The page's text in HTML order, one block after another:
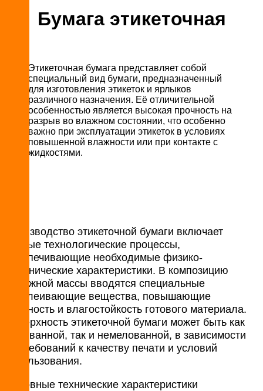
Бумага этикеточная
Этикеточная бумага представляет собой
специальный вид бумаги, предназначенный
для изготовления этикеток и ярлыков
различного назначения. Её отличительной
особенностью является высокая прочность на
разрыв во влажном состоянии, что особенно
важно при эксплуатации этикеток в условиях
повышенной влажности или при контакте с
жидкостями.
Производство этикеточной бумаги включает
особые технологические процессы,
обеспечивающие необходимые физико-
механические характеристики. В композицию
бумажной массы вводятся специальные
проклеивающие вещества, повышающие
прочность и влагостойкость готового материала.
Поверхность этикеточной бумаги может быть как
мелованной, так и немелованной, в зависимости
от требований к качеству печати и условий
использования.
Основные технические характеристики